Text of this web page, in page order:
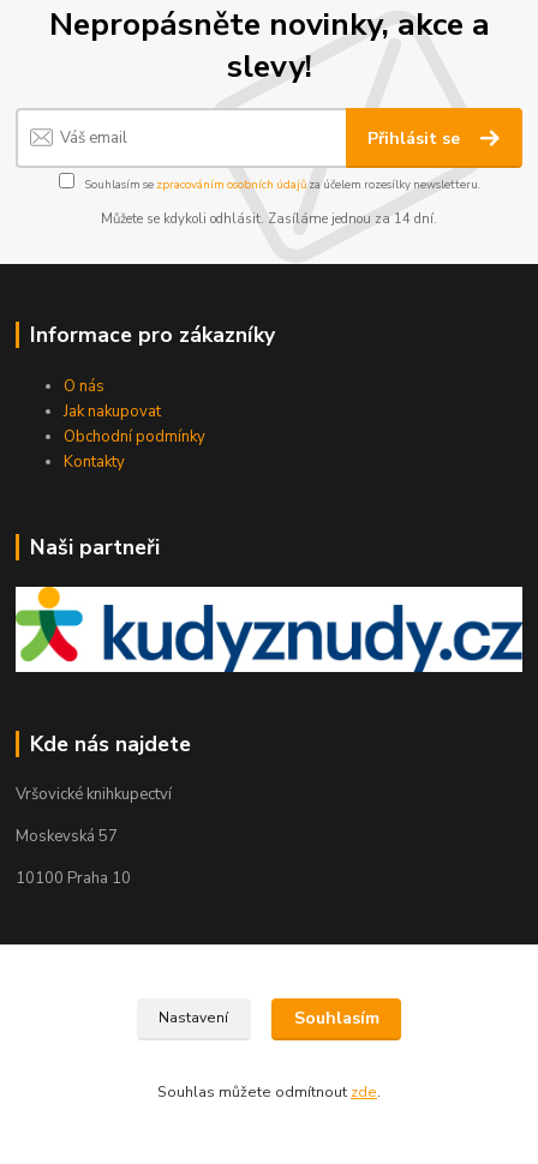
Nepropásněte novinky, akce a
slevy!
Přihlásit se
Souhlasím se zpracováním osobních údajůza účelem rozesílky newsletteru.
Můžete se kdykoli odhlásit. Zasíláme jednou za 14 dní.
Informace pro zákazníky
O nás
Jak nakupovat
Obchodní podmínky
Kontakty
Naši partneři
Kde nás najdete
Vršovické knihkupectví
Moskevská 57
10100 Praha 10
(Po-Pá, 9-18 ,So 9-12)
Nastavení Souhlasím
Souhlas můžete odmítnout zde.